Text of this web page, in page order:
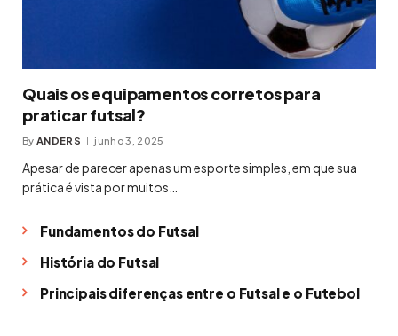
Quais os equipamentos corretos para
praticar futsal?
By ANDERS junho 3, 2025
Apesar de parecer apenas um esporte simples, em que sua
prática é vista por muitos…
Fundamentos do Futsal
História do Futsal
Principais diferenças entre o Futsal e o Futebol